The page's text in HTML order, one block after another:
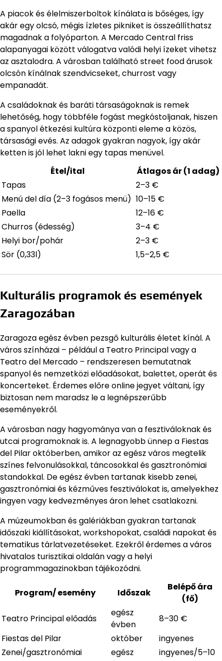
A piacok és élelmiszerboltok kínálata is bőséges, így
akár egy olcsó, mégis ízletes pikniket is összeállíthatsz
magadnak a folyóparton. A Mercado Central friss
alapanyagai között válogatva valódi helyi ízeket vihetsz
az asztalodra. A városban található street food árusok
olcsón kínálnak szendvicseket, churrost vagy
empanadát.
A családoknak és baráti társaságoknak is remek
lehetőség, hogy többféle fogást megkóstoljanak, hiszen
a spanyol étkezési kultúra központi eleme a közös,
társasági evés. Az adagok gyakran nagyok, így akár
ketten is jól lehet lakni egy tapas menüvel.
Étel/ital
Átlagos ár (1 adag)
Tapas
2–3 €
Menú del día (2–3 fogásos menü) 10–15 €
Paella
12–16 €
Churros (édesség)
3–4 €
Helyi bor/pohár
2–3 €
Sör (0,33l)
1,5–2,5 €
Kulturális programok és események
Zaragozában
Zaragoza egész évben pezsgő kulturális életet kínál. A
város színházai – például a Teatro Principal vagy a
Teatro del Mercado – rendszeresen bemutatnak
spanyol és nemzetközi előadásokat, balettet, operát és
koncerteket. Érdemes előre online jegyet váltani, így
biztosan nem maradsz le a legnépszerűbb
eseményekről.
A városban nagy hagyománya van a fesztiváloknak és
utcai programoknak is. A legnagyobb ünnep a Fiestas
del Pilar októberben, amikor az egész város megtelik
színes felvonulásokkal, táncosokkal és gasztronómiai
standokkal. De egész évben tartanak kisebb zenei,
gasztronómiai és kézműves fesztiválokat is, amelyekhez
ingyen vagy kedvezményes áron lehet csatlakozni.
A múzeumokban és galériákban gyakran tartanak
időszaki kiállításokat, workshopokat, családi napokat és
tematikus tárlatvezetéseket. Ezekről érdemes a város
hivatalos turisztikai oldalán vagy a helyi
programmagazinokban tájékozódni.
Program/ esemény Időszak
Belépő ára
(fő)
Teatro Principal előadás
egész
évben
8–30 €
Fiestas del Pilar
október
ingyenes
Zenei/gasztronómiai
egész
ingyenes/5–10